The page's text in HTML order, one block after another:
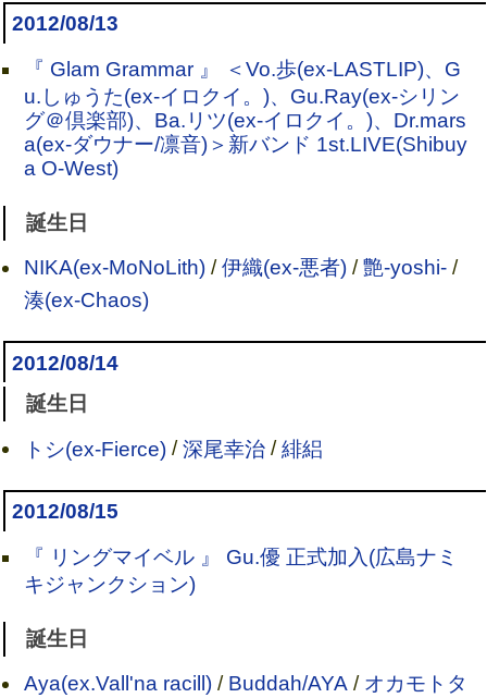
2012/08/13
『 Glam Grammar 』 ＜Vo.歩(ex-LASTLIP)、G
u.しゅうた(ex-イロクイ。)、Gu.Ray(ex-シリン
グ＠倶楽部)、Ba.リツ(ex-イロクイ。)、Dr.mars
a(ex-ダウナー/凛音)＞新バンド 1st.LIVE(Shibuy
a O-West)
誕生日
NIKA(ex-MoNoLith)/伊織(ex-悪者)/艶-yoshi-/
湊(ex-Chaos)
2012/08/14
誕生日
トシ(ex-Fierce)/深尾幸治/緋絽
2012/08/15
『 リングマイベル 』 Gu.優 正式加入(広島ナミ
キジャンクション)
誕生日
Aya(ex.Vall'na racill)/ Buddah/AYA/ オカモトタ